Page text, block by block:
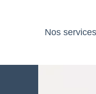
Nos services